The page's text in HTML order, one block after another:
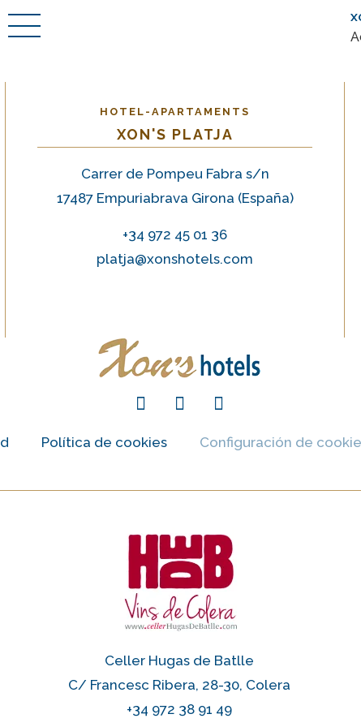
HOTEL-APARTAMENTS
XON'S PLATJA
Carrer de Pompeu Fabra s/n
17487 Empuriabrava Girona (España)
+34 972 45 01 36
platja@xonshotels.com
Política de cookies Configuración de
Celler Hugas de Batlle
C/ Francesc Ribera, 28-30, Colera
+34 972 38 91 49